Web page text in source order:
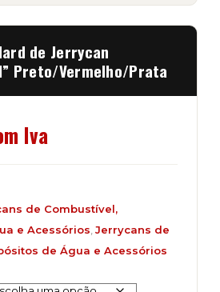
de Jerrycan
Preto/Vermelho/Prata
Iva
de Combustível,
e Acessórios Jerrycans de
de Água e Acessórios